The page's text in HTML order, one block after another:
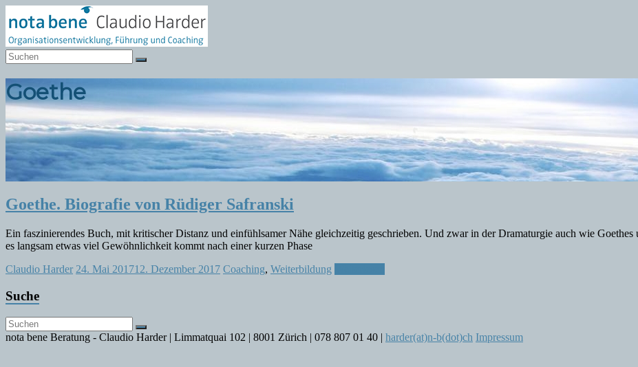
Inhalt
springen
Notabene
Organisationsentwicklung
Goethe
Goethe. Biografie von Rüdiger Safranski
Ein faszinierendes Buch, mit kritischer Distanz und einfühlsamer Nähe gleichzeitig geschrieben. Und zwar in der Dramaturgie auch wie
es langsam etwas viel Gewöhnlichkeit kommt nach einer kurzen Phase
Claudio Harder 24. Mai 201712. Dezember 2017 Coaching, Weiterbildung
Suche
nota bene Beratung - Claudio Harder | Limmatquai 102 | 8001 Zürich | 078 807 01 40 | harder(at)n-b(dot)ch Impressum